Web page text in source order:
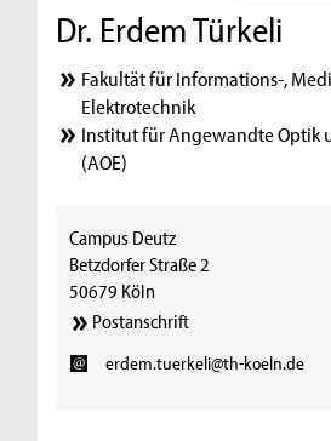
Dr. Erdem Türkeli
Fakultät für Informations-,
Elektrotechnik
Institut für Angewandte Optik
(AOE)
Campus Deutz
Betzdorfer Straße 2
50679 Köln
Postanschrift
erdem.tuerkeli@th-koeln.de